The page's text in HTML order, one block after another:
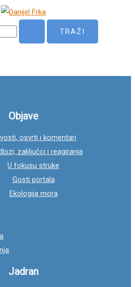
Objave
osvrti i komentari
zaključci i reagiranja
U fokusu struke
Gosti portala
Ekologija mora
Jadran